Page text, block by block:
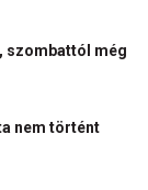
szombattól még
nem történt